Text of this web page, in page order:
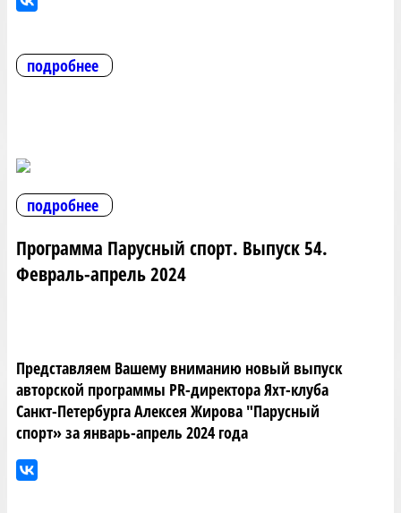
подробнее
подробнее
Программа Парусный спорт. Выпуск 54.
Февраль-апрель 2024
Представляем Вашему вниманию новый выпуск
авторской программы PR-директора Яхт-клуба
Санкт-Петербурга Алексея Жирова "Парусный
спорт» за январь-апрель 2024 года